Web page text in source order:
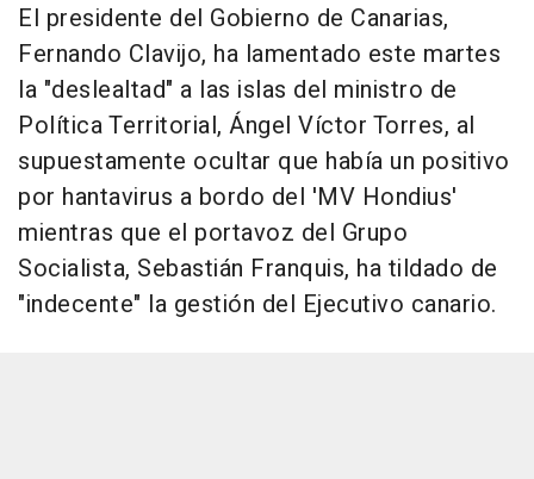
El presidente del Gobierno de Canarias,
Fernando Clavijo, ha lamentado este martes
la "deslealtad" a las islas del ministro de
Política Territorial, Ángel Víctor Torres, al
supuestamente ocultar que había un positivo
por hantavirus a bordo del 'MV Hondius'
mientras que el portavoz del Grupo
Socialista, Sebastián Franquis, ha tildado de
"indecente" la gestión del Ejecutivo canario.